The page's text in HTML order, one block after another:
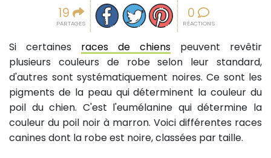
19
PARTAGES
Partager sur facebook
Partager sur Twitter
Epingler sur Pinterest
0
RÉACTIONS
Si certaines races de chiens peuvent revêtir
plusieurs couleurs de robe selon leur standard,
d'autres sont systématiquement noires. Ce sont les
pigments de la peau qui déterminent la couleur du
poil du chien. C'est l'eumélanine qui détermine la
couleur du poil noir à marron. Voici différentes races
canines dont la robe est noire, classées par taille.